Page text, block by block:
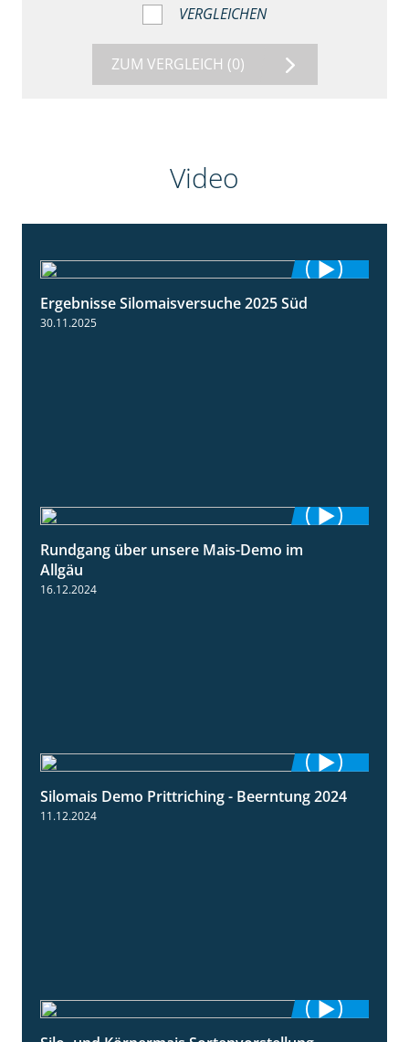
VERGLEICHEN
ZUM VERGLEICH (0)
Video
Ergebnisse Silomaisversuche 2025 Süd
30.11.2025
Rundgang über unsere Mais-Demo im
Allgäu
16.12.2024
12:28
Silomais Demo Prittriching - Beerntung 2024
11.12.2024